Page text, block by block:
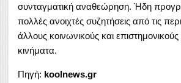
συνταγματική αναθεώρηση. Ήδη
πολλές ανοιχτές συζητήσεις από τις
άλλους κοινωνικούς και επιστημονικούς
κινήματα.
Πηγή: koolnews.gr